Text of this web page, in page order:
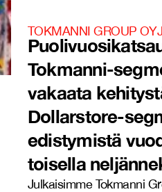
TOKMANNI GROUP OYJ
Tokmanni-
vakaata
Dollarstore-
edistymistä
toisella
Julkaisimme Tokmanni